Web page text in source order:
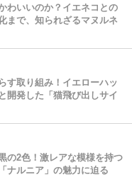
わいいのか？イエネコとの
まで、知られざるマヌルネ
す取り組み！イエローハッ
開発した「猫飛び出しサイ
の2色！激レアな模様を持つ
ナルニア」の魅力に迫る